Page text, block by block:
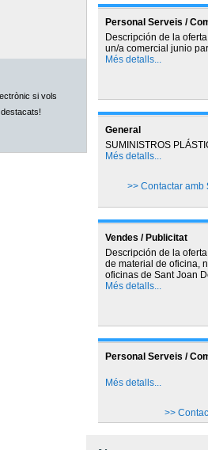
si vols
Personal Serveis /
Descripción de la
un/a comercial junio
Més detalls...
General
SUMINISTROS
Més detalls...
>> Contactar amb
Vendes / Publicitat
Descripción de la
de material de oficina,
oficinas de Sant Joan
Més detalls...
Personal Serveis /
Més detalls...
>>